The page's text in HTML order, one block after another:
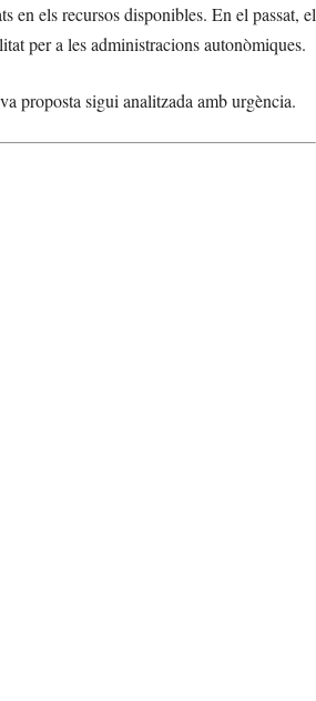
en els recursos disponibles. En el passat, el
per a les administracions autonòmiques.
proposta sigui analitzada amb urgència.